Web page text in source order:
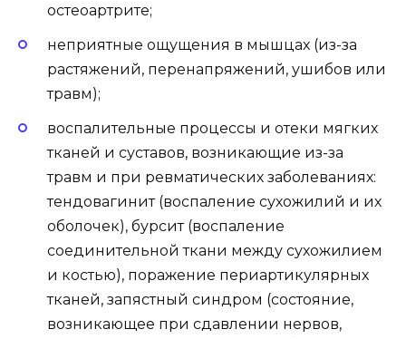
остеоартрите;
неприятные ощущения в мышцах (из-за
растяжений, перенапряжений, ушибов или
травм);
воспалительные процессы и отеки мягких
тканей и суставов, возникающие из-за
травм и при ревматических заболеваниях:
тендовагинит (воспаление сухожилий и их
оболочек), бурсит (воспаление
соединительной ткани между сухожилием
и костью), поражение периартикулярных
тканей, запястный синдром (состояние,
возникающее при сдавлении нервов,